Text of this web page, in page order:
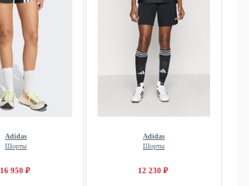
Adidas
Шорты
16 950 ₽
Adidas
Шорты
12 230 ₽